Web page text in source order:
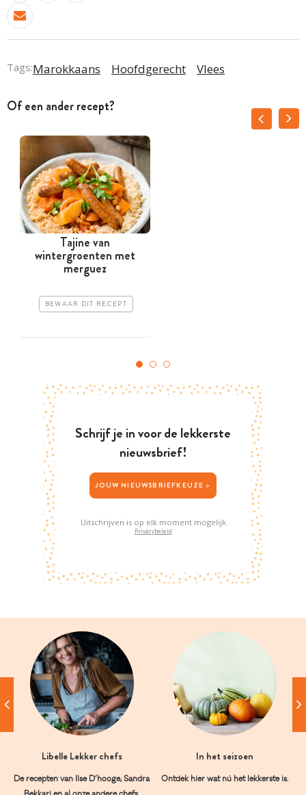
Tags:Marokkaans Hoofdgerecht Vlees
Of een ander recept?
Tajine van
wintergroenten met
merguez
BEWAAR DIT RECEPT
Schrijf je in voor de lekkerste
nieuwsbrief!
JOUW NIEUWSBRIEFKEUZE >
Uitschrijven is op elk moment mogelijk
Privacybeleid
Libelle Lekker chefs
De recepten van Ilse D’hooge, Sandra
In het seizoen
Ontdek hier wat nú het lekkerste is.